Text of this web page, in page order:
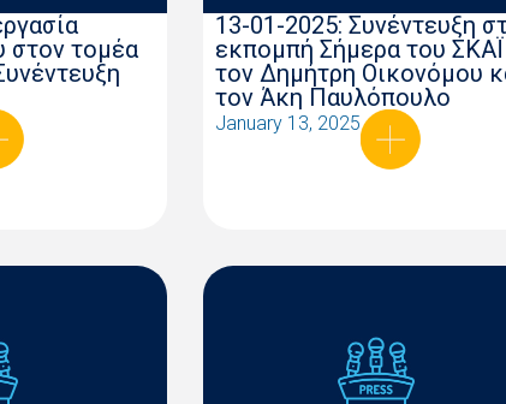
στον τομέα
13-01-2025: Συνέντευξη
εκπομπή Σήμερα του
τον Δημήτρη Οικονόμου
τον Άκη Παυλόπουλο
January 13, 2025